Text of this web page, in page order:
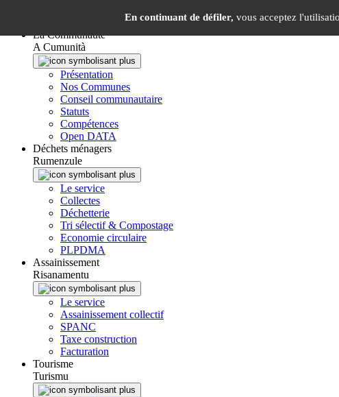
La Communauté
A Cumunità
Présentation
Nos Communes
Conseil communautaire
Statuts
Compétences
Open DATA
Déchets ménagers
Rumenzule
Le service
Collectes
Déchetterie
Tri sélectif & Compostage
Economie circulaire
PLPDMA
Assainissement
Risanamentu
Le service
Assainissement collectif
SPANC
Taxe construction
Facturation
Tourisme
Turismu
En continuant de défiler, vous acceptez